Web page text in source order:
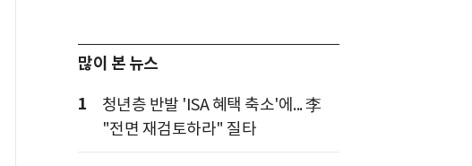
많이 본 뉴스
1
청년층 반발 'ISA 혜택 축소'에... 李
"전면 재검토하라" 질타